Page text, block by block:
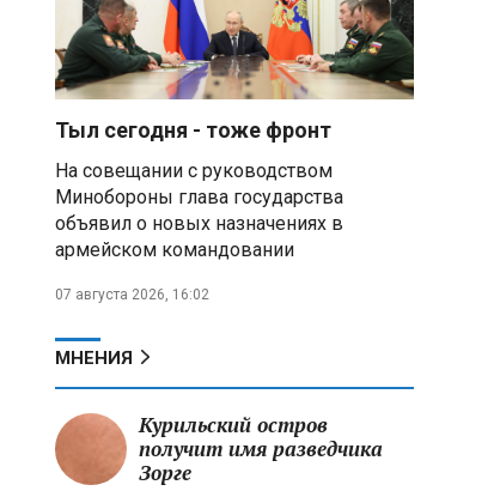
Тыл сегодня - тоже фронт
На совещании с руководством
Минобороны глава государства
объявил о новых назначениях в
армейском командовании
07 августа 2026, 16:02
МНЕНИЯ
Курильский остров
получит имя разведчика
Зорге